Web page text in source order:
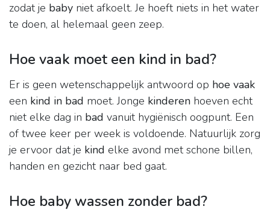
zodat je baby niet afkoelt. Je hoeft niets in het water
te doen, al helemaal geen zeep.
Hoe vaak moet een kind in bad?
Er is geen wetenschappelijk antwoord op hoe vaak
een kind in bad moet. Jonge kinderen hoeven echt
niet elke dag in bad vanuit hygiënisch oogpunt. Een
of twee keer per week is voldoende. Natuurlijk zorg
je ervoor dat je kind elke avond met schone billen,
handen en gezicht naar bed gaat.
Hoe baby wassen zonder bad?